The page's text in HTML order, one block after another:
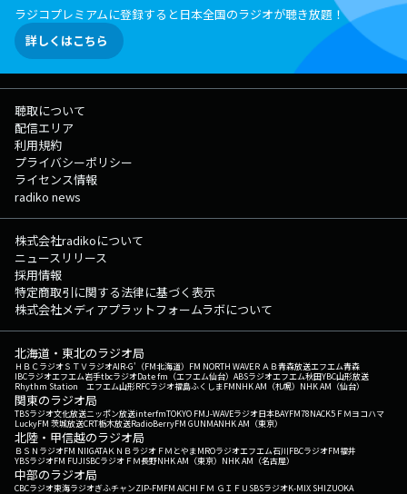
ラジコプレミアムに登録すると日本全国のラジオが聴き放題！
詳しくはこちら
聴取について
配信エリア
利用規約
プライバシーポリシー
ライセンス情報
radiko news
株式会社radikoについて
ニュースリリース
採用情報
特定商取引に関する法律に基づく表示
株式会社メディアプラットフォームラボについて
北海道・東北のラジオ局
ＨＢＣラジオＳＴＶラジオAIR-G'（FM北海道） FM NORTH WAVEＲＡＢ青森放送エフエム青森
IBCラジオエフエム岩手tbcラジオDate fm（エフエム仙台） ABSラジオエフエム秋田YBC山形放送
Rhythm Station エフエム山形RFCラジオ福島ふくしまFMNHK AM（札幌） NHK AM（仙台）
関東のラジオ局
TBSラジオ文化放送ニッポン放送interfmTOKYO FMJ-WAVEラジオ日本BAYFM78NACK5 ＦＭヨコハマ
LuckyFM 茨城放送CRT栃木放送RadioBerryFM GUNMANHK AM（東京）
北陸・甲信越のラジオ局
ＢＳＮラジオFM NIIGATAＫＮＢラジオ ＦＭとやまMROラジオエフエム石川FBCラジオFM福井
YBSラジオFM FUJISBCラジオ ＦＭ長野NHK AM（東京） NHK AM（名古屋）
中部のラジオ局
CBCラジオ東海ラジオぎふチャンZIP-FMFM AICHI ＦＭ ＧＩＦＵ SBSラジオK-MIX SHIZUOKA